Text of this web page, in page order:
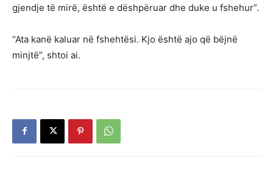
gjendje të mirë, është e dëshpëruar dhe duke u fshehur”.
“Ata kanë kaluar në fshehtësi. Kjo është ajo që bëjnë
minjtë”, shtoi ai.